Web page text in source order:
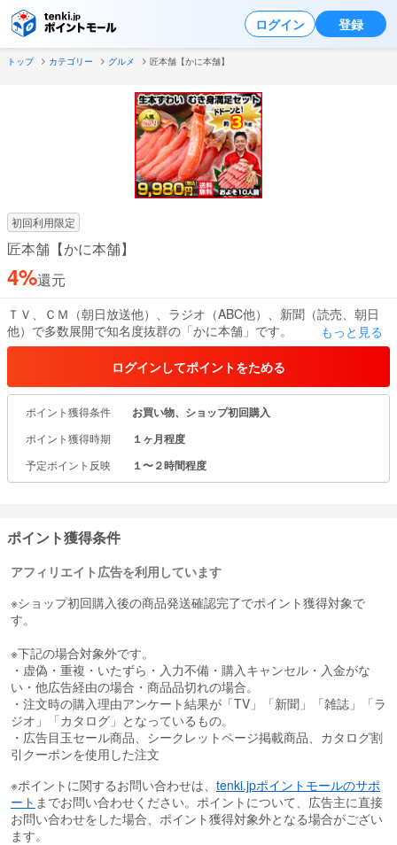
ログイン 登録
トップ カテゴリー グルメ 匠本舗【かに本舗】
初回利用限定
匠本舗【かに本舗】
4%還元
ＴＶ、ＣＭ（朝日放送他）、ラジオ（ABC他）、新聞（読売、朝日
他）で多数展開で知名度抜群の「かに本舗」です。
もっと見る
ログインしてポイントをためる
ポイント獲得条件 お買い物、ショップ初回購入
ポイント獲得時期 １ヶ月程度
予定ポイント反映 １〜２時間程度
ポイント獲得条件
アフィリエイト広告を利用しています
※ショップ初回購入後の商品発送確認完了でポイント獲得対象で
す。
※下記の場合対象外です。
・虚偽・重複・いたずら・入力不備・購入キャンセル・入金がな
い・他広告経由の場合・商品品切れの場合。
・注文時の購入理由アンケート結果が「TV」「新聞」「雑誌」「ラ
ジオ」「カタログ」となっているもの。
・広告目玉セール商品、シークレットページ掲載商品、カタログ割
引クーポンを使用した注文
※ポイントに関するお問い合わせは、 tenki.jpポイントモールのサポ
ート までお問い合わせください。ポイントについて、広告主に直接
お問い合わせをした場合、ポイント獲得対象外となる場合がござい
ます。